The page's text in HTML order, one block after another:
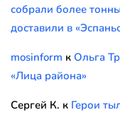
собрали более
доставили в
mosinform к Ольга
«Лица района»
Сергей К. к Герои